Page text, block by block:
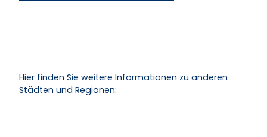
Hier finden Sie weitere Informationen zu anderen
Städten und Regionen: